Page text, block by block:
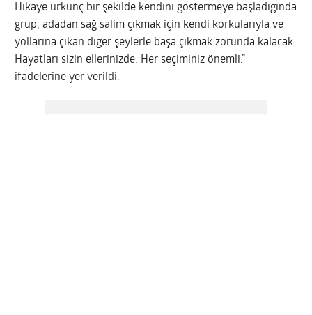
Hikaye ürkünç bir şekilde kendini göstermeye başladığında
grup, adadan sağ salim çıkmak için kendi korkularıyla ve
yollarına çıkan diğer şeylerle başa çıkmak zorunda kalacak.
Hayatları sizin ellerinizde. Her seçiminiz önemli.”
ifadelerine yer verildi.